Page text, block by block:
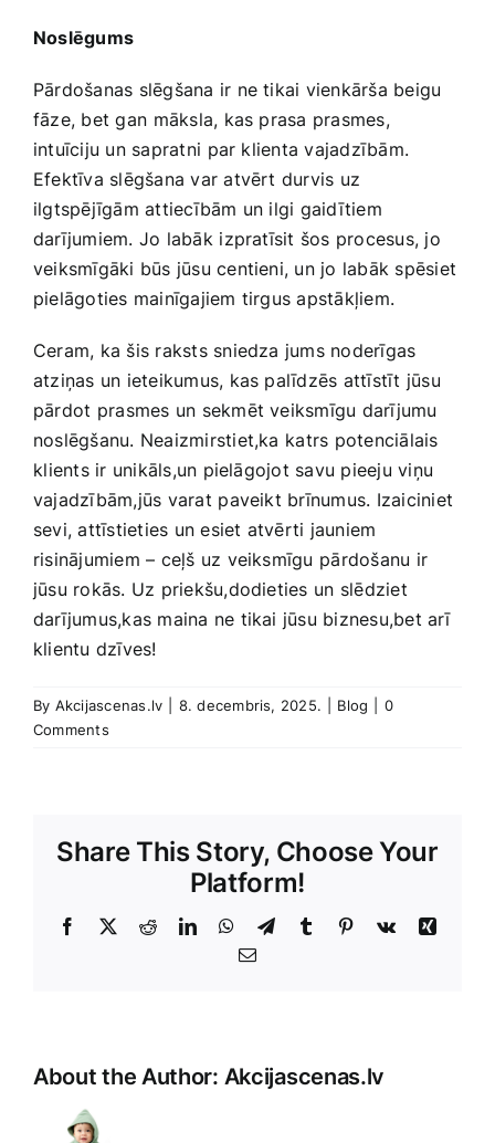
Noslēgums
Pārdošanas slēgšana ir ne tikai vienkārša beigu
fāze, bet gan ⁤māksla, kas prasa prasmes,
intuīciju un sapratni ⁣par klienta vajadzībām.
Efektīva slēgšana var atvērt durvis uz
ilgtspējīgām attiecībām un ilgi gaidītiem
darījumiem. Jo labāk ⁤izpratīsit šos procesus, jo
veiksmīgāki būs jūsu centieni, un jo ‌labāk spēsiet
pielāgoties mainīgajiem tirgus apstākļiem.
Ceram,‍ ka šis raksts sniedza jums noderīgas
atziņas un ieteikumus, kas palīdzēs attīstīt jūsu
pārdot⁤ prasmes un sekmēt veiksmīgu darījumu
noslēgšanu. Neaizmirstiet,ka ⁢katrs potenciālais
⁣klients ‍ir unikāls,un pielāgojot savu pieeju viņu
vajadzībām,jūs varat⁤ paveikt brīnumus. Izaiciniet
sevi, attīstieties un esiet atvērti jauniem
risinājumiem – ceļš uz veiksmīgu⁢ pārdošanu ir ​
jūsu rokās. Uz priekšu,dodieties un ⁤slēdziet
darījumus,kas maina ne tikai jūsu biznesu,bet arī
klientu dzīves!
By Akcijascenas.lv 8. decembris, 2025. Blog
0
Comments
Share This Story, Choose Your
Platform!
Facebook
X RedditLinkedInWhatsApp
TelegramTumblr Pinterest
Vk
Xing
E-
About the Author: Akcijascenas.lv
Unfortunately,